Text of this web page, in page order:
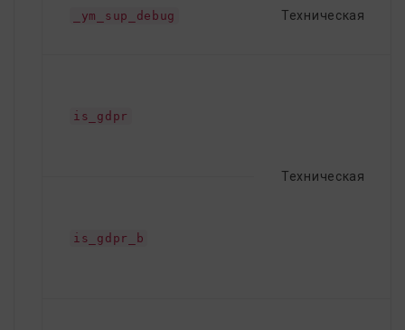
_ym_sup_debug Техническая
is_gdpr
Техническая
is_gdpr_b